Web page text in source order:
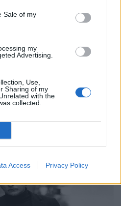
Sale of my
my
Advertising.
Use,
Sharing of my
with the
collected.
Access Privacy Policy
δύο μουσικοί, ένα
της έμπνευσης
ο Γιώργος Αθανασίου
εκδρομή φίλων σε στοχασμό
και την ανθρώπινη αμηχανία.